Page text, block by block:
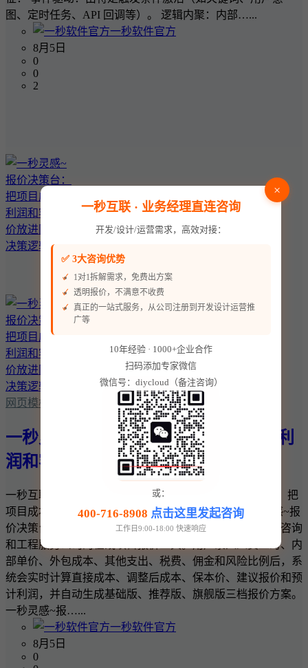
图、定时任务、API 回调等）。 逻辑内聚：内部…...
一秒软件官方
8月5日
0
0
2
网页模板
一秒灵感~报价决策台：把项目成本、利
润和客户报价放进同一套决策逻辑
一秒互联 · 一秒灵感实用商业工具 一秒灵感~报价决策台：把
项目成本、利润和客户报价放进同一套决策逻辑 一秒灵感~报
价决策台是一款面向网站建设、软件开发、设计、广告、咨询
和工程服务公司的在线项目报价工具。用户录入人员工时、内
部单价、外包成本、其他支出、税费、佣金和风险比例后，系
统会实时计算直接成本、调整后成本、保本价、建议报价和预
计利润，并自动生成基础版、推荐版、旗舰版三档报价方案。
一秒灵感~报…...
一秒软件官方
8月5日
0
×
一秒互联 · 业务经理直连咨询
开发/设计/运营需求，高效对接：
✅ 3大咨询优势
1对1拆解需求，免费出方案
透明报价，不满意不收费
真正的一站式服务，从公司注册到开发设计运营推
广等
10年经验 · 1000+企业合作
扫码添加专家微信
微信号：diycloud（备注咨询）
或：
400-716-8908 点击这里发起咨询
工作日9:00-18:00 快速响应